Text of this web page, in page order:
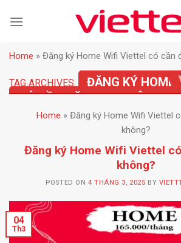
Home » Đăng ký Home Wifi Viettel có cần
TAG ARCHIVES:
ĐĂNG KÝ HOME
CÓ CẦN ĐẶT CỌC KHÔNG?
Home » Đăng ký Home Wifi Viettel
không?
Đăng ký Home Wifi Viettel
không?
POSTED ON 4 THÁNG 3, 2025 BY
04
Th3